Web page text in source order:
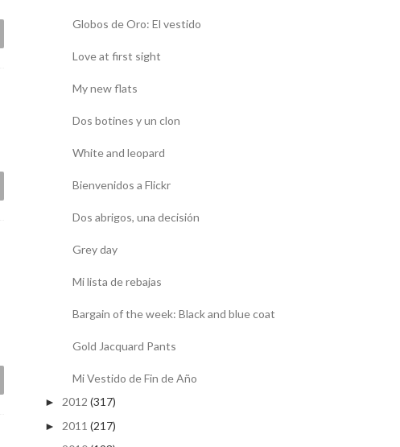
Globos de Oro: El vestido
Love at first sight
My new flats
Dos botines y un clon
White and leopard
Bienvenidos a Flickr
Dos abrigos, una decisión
Grey day
Mi lista de rebajas
Bargain of the week: Black and blue coat
Gold Jacquard Pants
Mi Vestido de Fin de Año
► 2012 (317)
► 2011 (217)